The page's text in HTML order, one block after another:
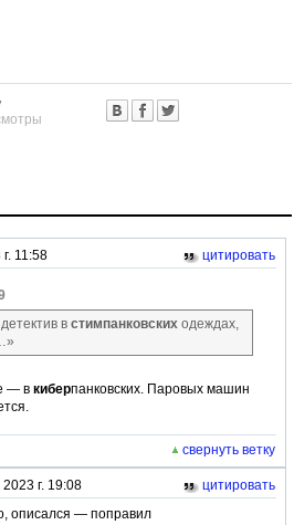
11:58 цитировать
в стимпанковских одеждах,
— в киберпанковских. Паровых машин
свернуть ветку
г. 19:08
цитировать
описался — поправил